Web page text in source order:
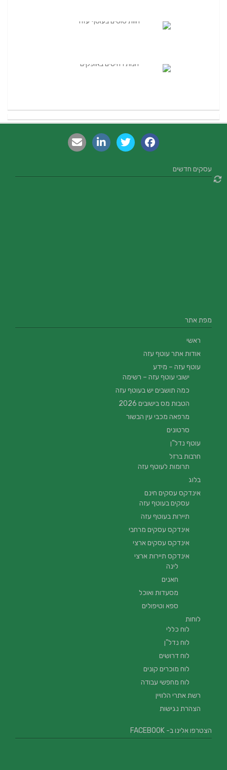
עסקים חדשים
מפת אתר
ראשי
אודות אתר עוטף עזה
עוטף עזה – מידע
ישובי עוטף עזה – רשימה
כמה תושבים יש בעוטף עזה
הטבות מס בישובים 2026
מרפאה מכבי עין הבשור
סרטונים
עוטף נדל”ן
חרבות ברזל
תרומות לעוטף עזה
בלוג
אינדקס עסקים חינם
עסקים בעוטף עזה
תיירות בעוטף עזה
אינדקס עסקים מרחבי
אינדקס עסקים ארצי
אינדקס תיירות ארצי
לינה
חאנים
מסעדות ואוכל
ספא וטיפולים
לוחות
לוח כללי
לוח נדל"ן
לוח דרושים
לוח מוכרים קונים
לוח מחפשי עבודה
רשת אתרי הלוויין
הצהרת נגישות
הצטרפו אלינו ב- FACEBOOK